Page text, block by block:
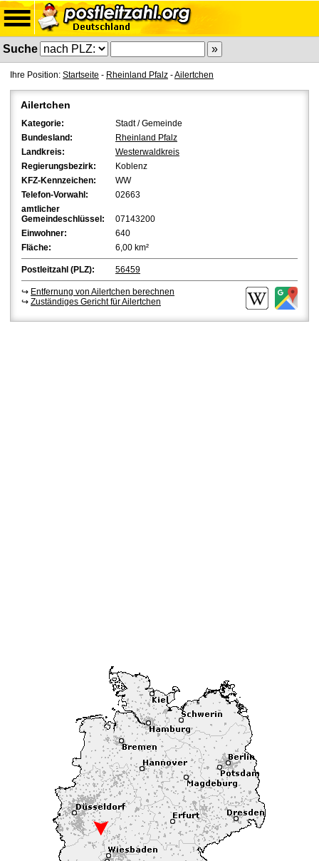
Suche
Ihre Position: Startseite - Rheinland Pfalz -Ailertchen
Ailertchen
Kategorie:
Stadt / Gemeinde
Bundesland:
Rheinland Pfalz
Landkreis:
Westerwaldkreis
Regierungsbezirk:
Koblenz
KFZ-Kennzeichen:
WW
Telefon-Vorwahl:
02663
amtlicher
Gemeindeschlüssel:
07143200
Einwohner:
640
Fläche:
6,00 km²
Postleitzahl (PLZ): 56459
↪ Entfernung von Ailertchen berechnen
↪ Zuständiges Gericht für Ailertchen